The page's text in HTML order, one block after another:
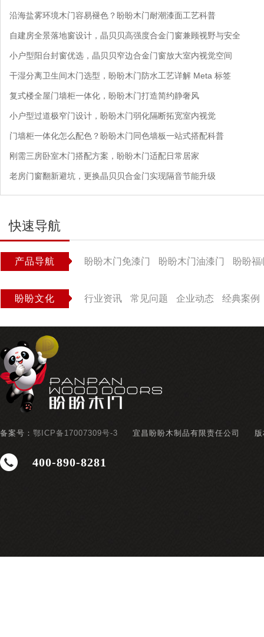
沿海盐雾环境木门容易褪色？盼盼木门耐潮漆面工艺科普
自建房全景落地窗设计，晶贝贝高强度合金门窗兼顾视野与安全
小户型阳台封窗优选，晶贝贝窄边合金门窗放大室内视觉空间
干湿分离卫生间木门选型，盼盼木门防水工艺详解 Meta 标签
复式楼全屋门墙柜一体化，盼盼木门打造简约静奢风
小户型过道极窄门设计，盼盼木门弱化隔断拓宽室内视觉
门墙柜一体化怎么配色？盼盼木门同色墙板一站式搭配科普
刚需三房卧室木门搭配方案，盼盼木门适配日常居家
老房门窗翻新避坑，更换晶贝贝合金门实现隔音节能升级
快速导航
产品导航 盼盼木门免漆门 盼盼木门油漆门 盼盼福
盼盼文化 行业资讯 常见问题 企业动态 经典案例
备案号： 鄂ICP备17007309号-3 宜昌盼盼木制品有限责任公司
400-890-8281